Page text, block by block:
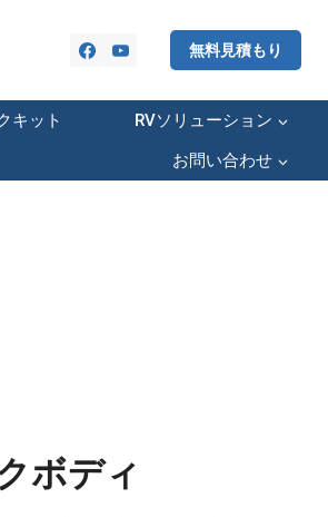
無料見積もり
キット
RVソリューション
お問い合わせ
ボディ